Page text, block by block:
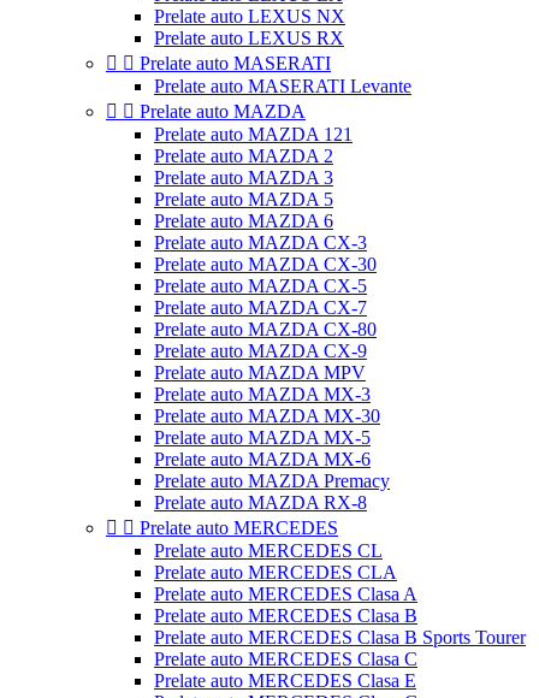
Prelate auto LEXUS NX
Prelate auto LEXUS RX
  Prelate auto MASERATI
Prelate auto MASERATI Levante
  Prelate auto MAZDA
Prelate auto MAZDA 121
Prelate auto MAZDA 2
Prelate auto MAZDA 3
Prelate auto MAZDA 5
Prelate auto MAZDA 6
Prelate auto MAZDA CX-3
Prelate auto MAZDA CX-30
Prelate auto MAZDA CX-5
Prelate auto MAZDA CX-7
Prelate auto MAZDA CX-80
Prelate auto MAZDA CX-9
Prelate auto MAZDA MPV
Prelate auto MAZDA MX-3
Prelate auto MAZDA MX-30
Prelate auto MAZDA MX-5
Prelate auto MAZDA MX-6
Prelate auto MAZDA Premacy
Prelate auto MAZDA RX-8
  Prelate auto MERCEDES
Prelate auto MERCEDES CL
Prelate auto MERCEDES CLA
Prelate auto MERCEDES Clasa A
Prelate auto MERCEDES Clasa B
Prelate auto MERCEDES Clasa B Sports Tourer
Prelate auto MERCEDES Clasa C
Prelate auto MERCEDES Clasa E